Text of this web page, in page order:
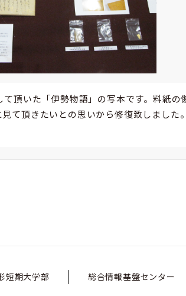
頂いた「伊勢物語」の写本です。料紙の
て頂きたいとの思いから修復致しました
短期大学部 総合情報基盤センター